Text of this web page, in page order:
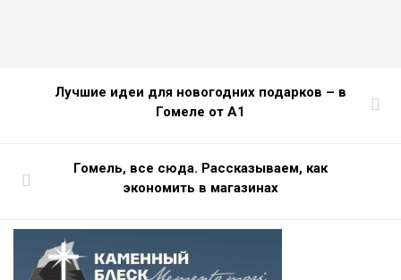
Лучшие идеи для новогодних подарков – в
Гомеле от А1
Гомель, все сюда. Рассказываем, как
экономить в магазинах